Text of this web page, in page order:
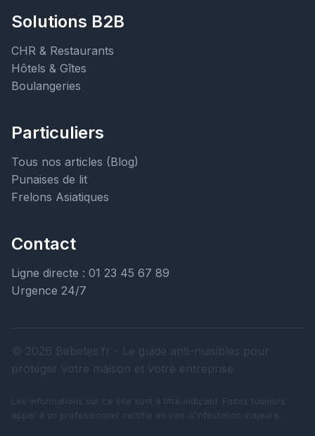
Solutions B2B
CHR & Restaurants
Hôtels & Gîtes
Boulangeries
Particuliers
Tous nos articles (Blog)
Punaises de lit
Frelons Asiatiques
Contact
Ligne directe : 01 23 45 67 89
Urgence 24/7
© 2026 Bebetes.fr - Le guide anti-nuisibles pour
protéger votre maison et votre entreprise.
Les informations sur ce site sont à titre indicatif. Faites toujours
appel à un professionnel certifié en cas d'infestation majeure.